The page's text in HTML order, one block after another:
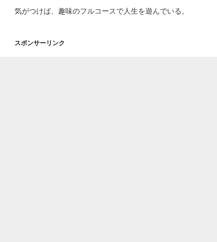
気がつけば、趣味のフルコースで人生を遊んでいる。
スポンサーリンク